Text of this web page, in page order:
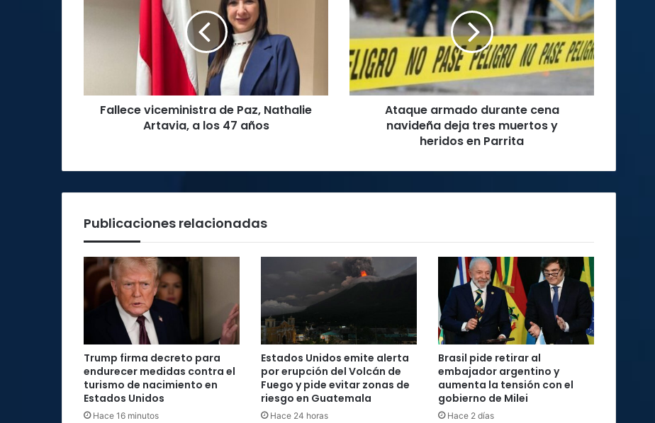
47
añosFallece viceministra de Paz, Nathalie
Artavia, a los 47 años
durante
cena
navideña
deja
tres
muertos
y
Ataque armado durante cena
navideña deja tres muertos y
heridos en Parrita
Publicaciones relacionadas
Trump firma decreto para
endurecer medidas contra el
turismo de nacimiento en
Estados Unidos
Hace 16 minutos
Estados Unidos emite alerta
por erupción del Volcán de
Fuego y pide evitar zonas de
riesgo en Guatemala
Hace 24 horas
Brasil pide retirar al
embajador argentino y
aumenta la tensión con el
gobierno de Milei
Hace 2 días